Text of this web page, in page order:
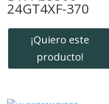
24GT4XF-370
¡Quiero este
producto!